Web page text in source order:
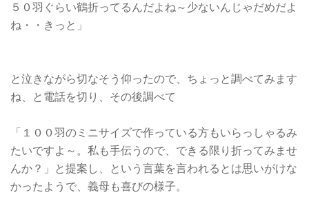
５０羽ぐらい鶴折ってるんだよね～少ないんじゃだめだよ
ね・・きっと」
と泣きながら切なそう仰ったので、ちょっと調べてみます
ね、と電話を切り、その後調べて
「１００羽のミニサイズで作っている方もいらっしゃるみ
たいですよ～。私も手伝うので、できる限り折ってみませ
んか？」と提案し、という言葉を言われるとは思いがけな
かったようで、義母も喜びの様子。